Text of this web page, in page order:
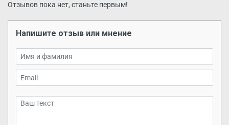
Отзывов пока нет, станьте первым!
Напишите отзыв или мнение